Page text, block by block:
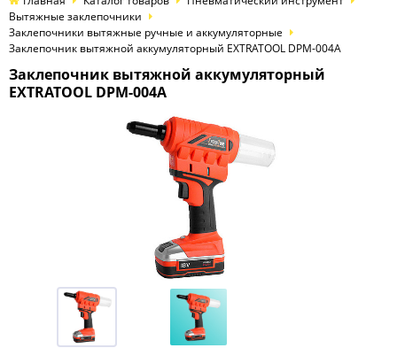
Вытяжные заклепочники
Заклепочники вытяжные ручные и аккумуляторные
Заклепочник вытяжной аккумуляторный EXTRATOOL DPM-004A
Заклепочник вытяжной аккумуляторный
EXTRATOOL DPM-004A